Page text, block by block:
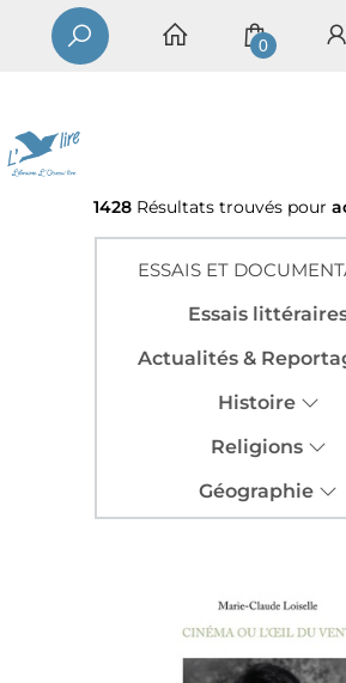
0
1428 Résultats trouvés pour
ESSAIS ET
Essais
Actualités &
Histoire
Religions
Géographie